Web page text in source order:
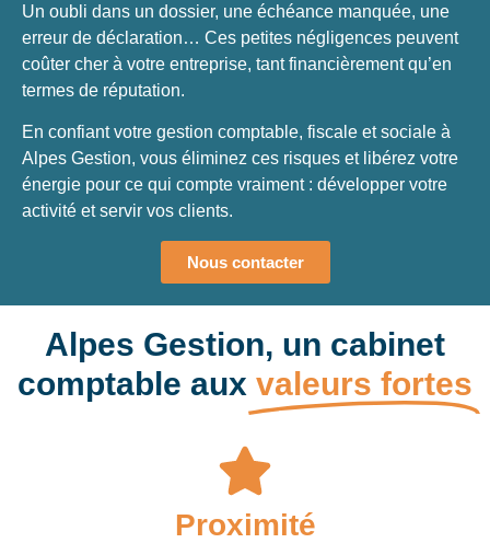
Un oubli dans un dossier, une échéance manquée, une
erreur de déclaration… Ces petites négligences peuvent
coûter cher à votre entreprise, tant financièrement qu’en
termes de réputation.
En confiant votre gestion comptable, fiscale et sociale à
Alpes Gestion, vous éliminez ces risques et libérez votre
énergie pour ce qui compte vraiment : développer votre
activité et servir vos clients.
Nous contacter
Alpes Gestion, un cabinet
comptable aux valeurs fortes
Proximité